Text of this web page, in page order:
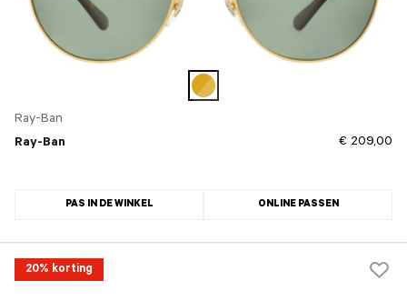
Ray-Ban
Ray-Ban
€ 209,00
PAS IN DE WINKEL ONLINE PASSEN
20% korting